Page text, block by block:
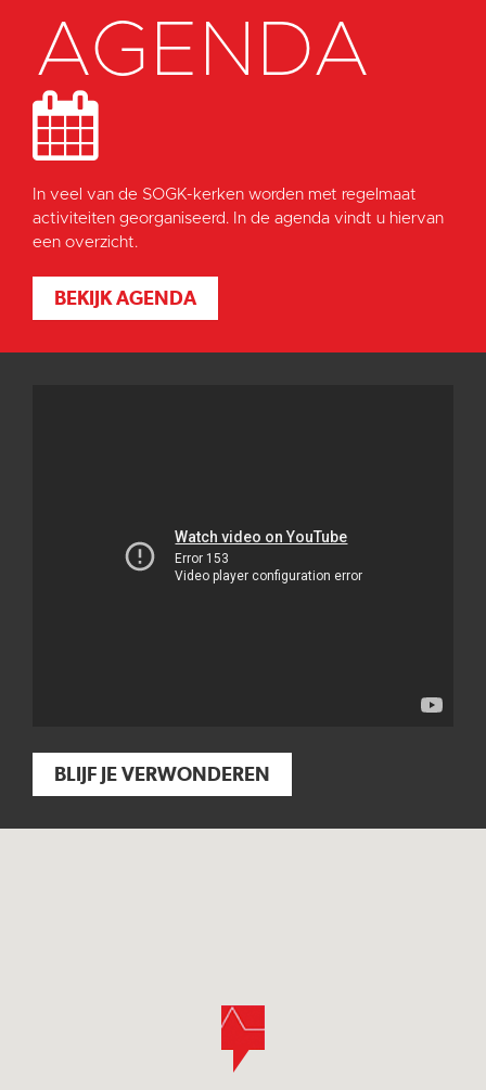
AGENDA
In veel van de SOGK-kerken worden met regelmaat
activiteiten georganiseerd. In de agenda vindt u hiervan
een overzicht.
BEKIJK AGENDA
BLIJF JE VERWONDEREN